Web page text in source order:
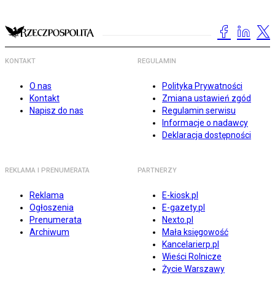
KONTAKT
O nas
Kontakt
Napisz do nas
REGULAMIN
Polityka Prywatności
Zmiana ustawień zgód
Regulamin serwisu
Informacje o nadawcy
Deklaracja dostępności
REKLAMA I PRENUMERATA
Reklama
Ogłoszenia
Prenumerata
Archiwum
PARTNERZY
E-kiosk.pl
E-gazety.pl
Nexto.pl
Mała księgowość
Kancelarierp.pl
Wieści Rolnicze
Życie Warszawy